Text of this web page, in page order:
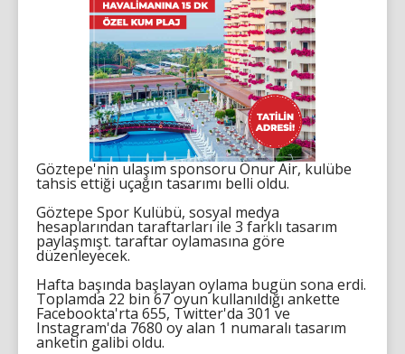
Göztepe'nin ulaşım sponsoru Onur Air, kulübe
tahsis ettiği uçağın tasarımı belli oldu.
Göztepe Spor Kulübü, sosyal medya
hesaplarından taraftarları ile 3 farklı tasarım
paylaşmışt. taraftar oylamasına göre
düzenleyecek.
Hafta başında başlayan oylama bugün sona erdi.
Toplamda 22 bin 67 oyun kullanıldığı ankette
Facebookta'rta 655, Twitter'da 301 ve
Instagram'da 7680 oy alan 1 numaralı tasarım
anketin galibi oldu.